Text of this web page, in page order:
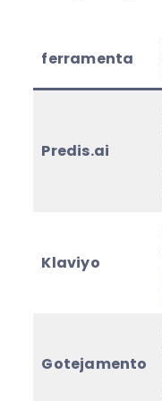
ferramenta
Predis.ai
Klaviyo
Gotejamento